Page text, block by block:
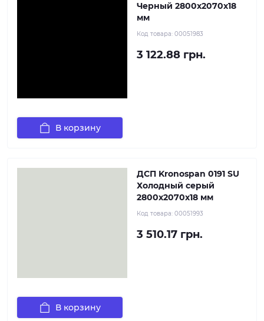
Черный 2800x2070x18
мм
Код товара: 00051983
3 122.88 грн.
В корзину
ДСП Kronospan 0191 SU
Холодный серый
2800x2070x18 мм
Код товара: 00051993
3 510.17 грн.
В корзину